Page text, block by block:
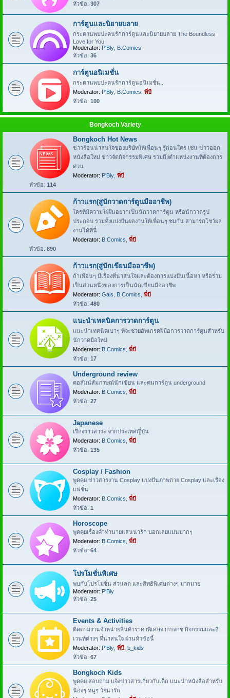
หัวข้อ: 307
การ์ตูนและนิยายบลาย
กระดานพบปะคนรักการ์ตูนและนิยายบลาย The Boundless
Love for You
Moderator: P'Bly B.Comics
หัวข้อ: 36
การ์ตูนอนิเมชั่น
กระดานพบปะคนรักการ์ตูนอนิเมชั่น...
Moderator: P'Bly B.Comics พี่บี
หัวข้อ: 100
Bongkoch Variety
Bongkoch Hot News
ข่าวร้อนน่าสนใจของบริษัทให้เพื่อนๆ รู้ก่อนใคร เช่น ข่าวออก
หนังสือใหม่ ข่าวจัดกิจกรรมพิเศษ รวมถึงตำแหน่งงานที่ต้องการ
ด่วน
Moderator: P'Bly พี่บี
หัวข้อ: 114
ก้าวแรก(สู่นักวาดการ์ตูนมืออาชีพ)
ใครที่มีความใฝ่ฝันอยากเป็นนักวาดการ์ตูน หรือนักวาดรูป
ประกอบ รวมทั้งแบ่งปันผลงานให้เพื่อนๆ ชมกัน สามารถโชว์ผล
งานได้ที่นี่
Moderator: B.Comics พี่บี
หัวข้อ: 890
ก้าวแรก(สู่นักเขียนมืออาชีพ)
ถ้าเพื่อนๆ มีเรื่องที่น่าสนใจและต้องการแบ่งปันเนื้อหา หรือร่วม
เป็นส่วนหนึ่งของการเป็นนักเขียนมืออาชีพ
Moderator: Gals B.Comics พี่บี
หัวข้อ: 480
แนะนำเทคนิคการวาดการ์ตูน
แนะนำเทคนิคเบาๆ ที่จะช่วยอัพเกรดฝีมือการวาดการ์ตูนสำหรับ
นักวาดมือใหม่
Moderator: B.Comics พี่บี
หัวข้อ: 17
Underground review
คอลัมน์สัมภาษณ์นักเขียน และคนการ์ตูน underground
Moderator: B.Comics พี่บี
หัวข้อ: 27
Japanese
เรื่องราวสาระ จากประเทศญี่ปุ่น
Moderator: B.Comics พี่บี
หัวข้อ: 135
Cosplay / Fashion
พูดคุย ข่าวสารงาน Cosplay แบ่งปันภาพถ่าย Cosplay และเรื่อง
แฟชั่น
Moderator: B.Comics พี่บี
หัวข้อ: 1
Horoscope
พูดคุยเรื่องคำทำนายแสนน่ารัก บอกเลยแม่นมากๆ
Moderator: B.Comics พี่บี
หัวข้อ: 64
โปรโมชั่นพิเศษ
พบกับโปรโมชั่น ส่วนลด และสิทธิพิเศษต่างๆ มากมาย
Moderator: P'Bly
หัวข้อ: 25
Events & Activities
ติดตามงานจำหน่ายสินค้าราคาพิเศษจากบงกช กิจกรรมและอี
เวนท์ต่างๆ ที่น่าสนใจ ผ่านหัวข้อนี้
Moderator: P'Bly พี่บี b_kids
หัวข้อ: 67
Bongkoch Kids
พูดคุย สอบถาม แจ้งข่าวสารเกี่ยวกับเด็ก แนะนำหนังสือสำหรับ
น้องๆ หนูๆ วัยน่ารัก